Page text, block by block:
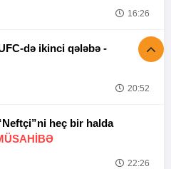
16:26
Tofiq Musayevdən UFC-də ikinci qələbə -
20:52
heç bir halda
22:26